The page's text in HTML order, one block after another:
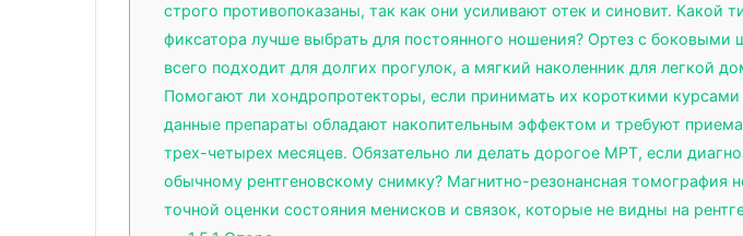
строго противопоказаны, так как они усиливают отек и синовит. Какой
фиксатора лучше выбрать для постоянного ношения? Ортез с
всего подходит для долгих прогулок, а мягкий наколенник для легкой
Помогают ли хондропротекторы, если принимать их короткими курсами
данные препараты обладают накопительным эффектом и требуют
трех-четырех месяцев. Обязательно ли делать дорогое МРТ, если
обычному рентгеновскому снимку? Магнитно-резонансная томография
точной оценки состояния менисков и связок, которые не видны на